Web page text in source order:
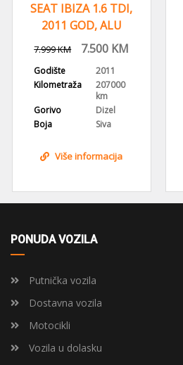
SEAT IBIZA 1.6 TDI,
2011 GOD, ALU
FELGE,KLIMA
7.999KM 7.500 KM
Godište
2011
Kilometraža
207000
km
Gorivo
Dizel
Boja
Siva
Više informacija
PONUDA VOZILA
Putnička vozila
Dostavna vozila
Motocikli
Vozila u dolasku